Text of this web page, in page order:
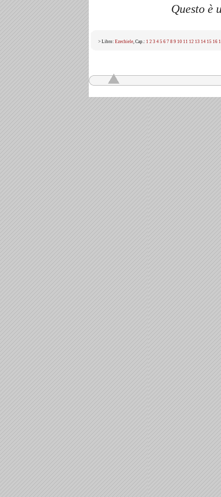
Questo è
> Libro: Ezechiele, Cap.: 1 2 3 4 5 6 7 8 9 10 11 12 13 14 15 16